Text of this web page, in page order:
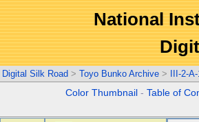
National
Digital Silk Road > Toyo Bunko Archive > III-2-
Color Thumbnail -Table of